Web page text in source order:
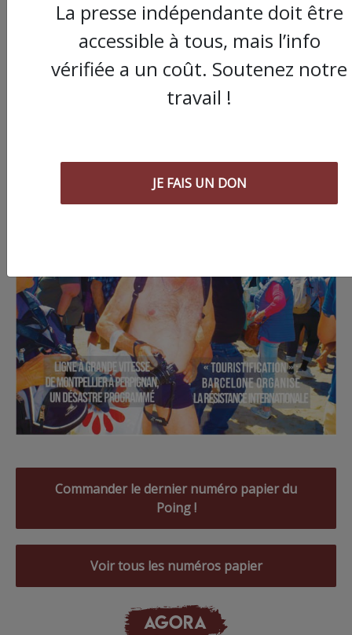
Commander le dernier numéro papier du
Poing !
Voir tous les numéros papier
AGORA
La presse indépendante doit être
accessible à tous, mais l’info
vérifiée a un coût. Soutenez notre
travail !
JE FAIS UN DON